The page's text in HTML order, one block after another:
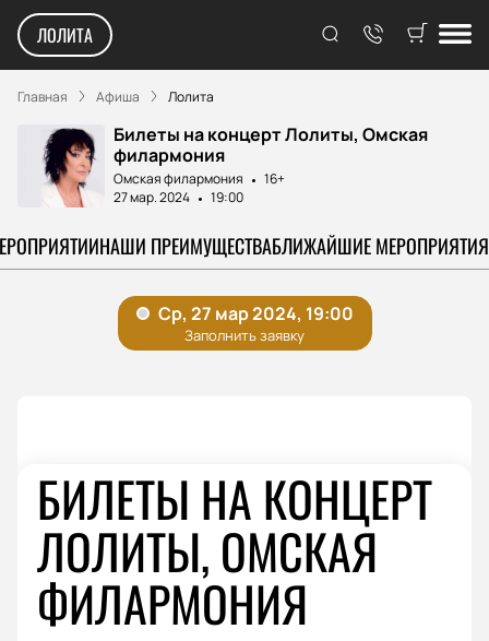
ЛОЛИТА
Главная Афиша Лолита
Билеты на концерт Лолиты, Омская
филармония
Омская филармония
16+
27 мар. 2024
19:00
НАШИ ПРЕИМУЩЕСТВАБЛИЖАЙШИЕ МЕРОПРИЯТИЯ
БИЛЕТЫ НА КОНЦЕРТ
ЛОЛИТЫ, ОМСКАЯ
ФИЛАРМОНИЯ